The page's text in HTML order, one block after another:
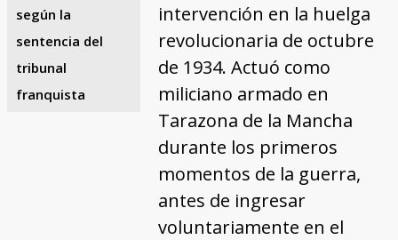
según la
sentencia del
tribunal
franquista
intervención en la huelga
revolucionaria de octubre
de 1934. Actuó como
miliciano armado en
Tarazona de la Mancha
durante los primeros
momentos de la guerra,
antes de ingresar
voluntariamente en el